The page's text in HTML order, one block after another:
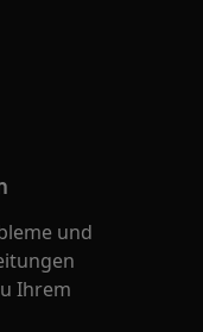
und
Ihrem